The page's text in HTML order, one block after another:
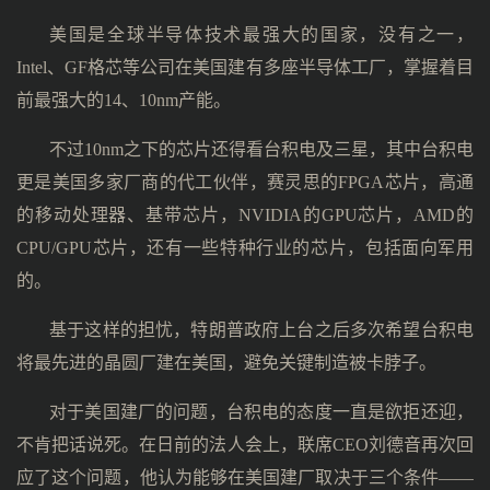
美国是全球半导体技术最强大的国家，没有之一，
Intel、GF格芯等公司在美国建有多座半导体工厂，掌握着目
前最强大的14、10nm产能。
不过10nm之下的芯片还得看台积电及三星，其中台积电
更是美国多家厂商的代工伙伴，赛灵思的FPGA芯片，高通
的移动处理器、基带芯片，NVIDIA的GPU芯片，AMD的
CPU/GPU芯片，还有一些特种行业的芯片，包括面向军用
的。
基于这样的担忧，特朗普政府上台之后多次希望台积电
将最先进的晶圆厂建在美国，避免关键制造被卡脖子。
对于美国建厂的问题，台积电的态度一直是欲拒还迎，
不肯把话说死。在日前的法人会上，联席CEO刘德音再次回
应了这个问题，他认为能够在美国建厂取决于三个条件——